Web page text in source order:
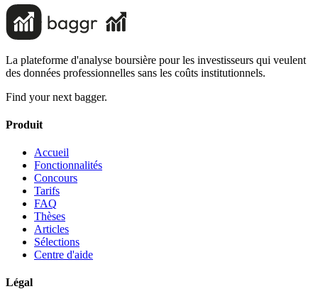
La plateforme d'analyse boursière pour les investisseurs qui veulent
des données professionnelles sans les coûts institutionnels.
Find your next bagger.
Produit
Accueil
Fonctionnalités
Concours
Tarifs
FAQ
Thèses
Articles
Sélections
Centre d'aide
Légal